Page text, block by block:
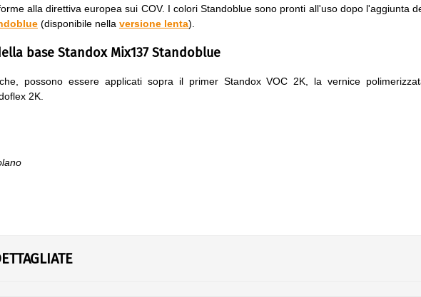
alla direttiva europea sui COV. I colori Standoblue sono pronti all'uso dopo l'aggiunta
(disponibile nella versione lenta).
base Standox Mix137 Standoblue
possono essere applicati sopra il primer Standox VOC 2K, la vernice
2K.